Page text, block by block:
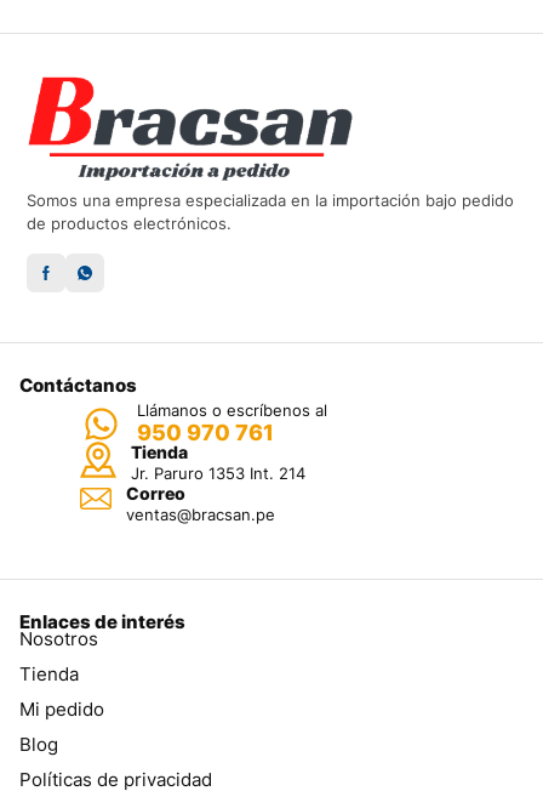
Somos una empresa especializada en la importación bajo pedido
de productos electrónicos.
Contáctanos
Llámanos o escríbenos al
950 970 761
Tienda
Jr. Paruro 1353 Int. 214
Correo
ventas@bracsan.pe
Enlaces de interés
Nosotros
Tienda
Mi pedido
Blog
Políticas de privacidad